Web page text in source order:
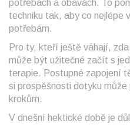
potřebách a obavách. To
techniku tak, aby co nejlépe
potřebám.
Pro ty, kteří ještě váhají,
může být užitečné začít s
terapie. Postupné zapojení
si prospěšnosti dotyku
krokům.
V dnešní hektické době je